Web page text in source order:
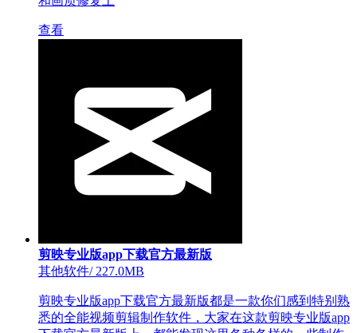
查看
剪映专业版app下载官方最新版
其他软件/227.0MB
剪映专业版app下载官方最新版都是一款你们感到特别熟
悉的全能视频剪辑制作软件，大家在这款剪映专业版app